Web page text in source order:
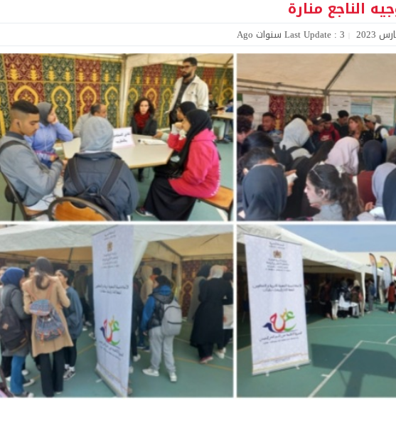
الناجع منارة
Last Update : 3 سنوات Ago